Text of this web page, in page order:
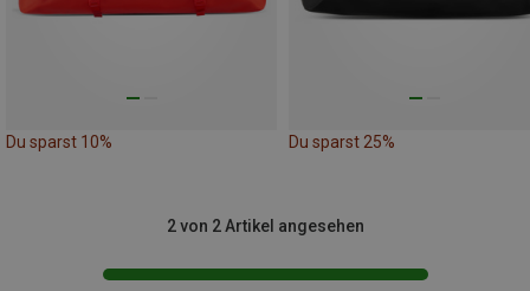
Du sparst 10% Du sparst 25%
2 von 2 Artikel angesehen